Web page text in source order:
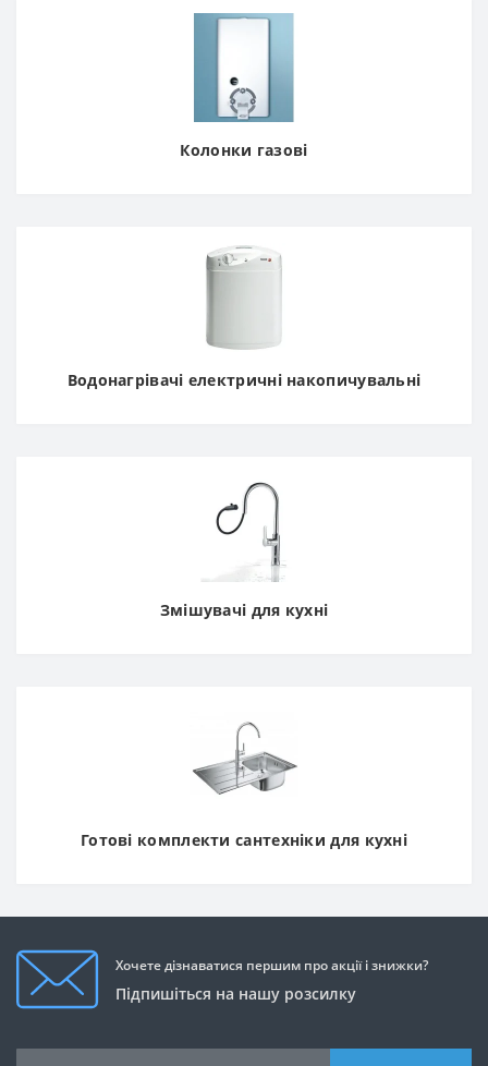
Колонки газові
Водонагрівачі електричні накопичувальні
Змішувачі для кухні
Готові комплекти сантехніки для кухні
Хочете дізнаватися першим про акції і знижки?
Підпишіться на нашу розсилку